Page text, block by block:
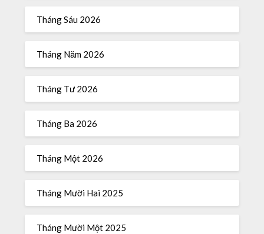
Tháng Sáu 2026
Tháng Năm 2026
Tháng Tư 2026
Tháng Ba 2026
Tháng Một 2026
Tháng Mười Hai 2025
Tháng Mười Một 2025